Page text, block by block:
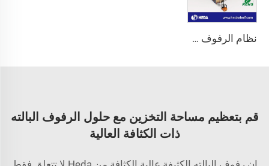
نظام الرفوف ذاتية القيادة
قم بتعظيم مساحة التخزين مع حلول الرفوف البالته
ذات الكثافة العالية